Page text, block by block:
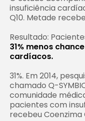
insuficiência
Q10. Metade
Resultado:
31% menos
cardíacos.
31%. Em 2014,
chamado Q-
comunidade
pacientes com
recebeu Coenzima